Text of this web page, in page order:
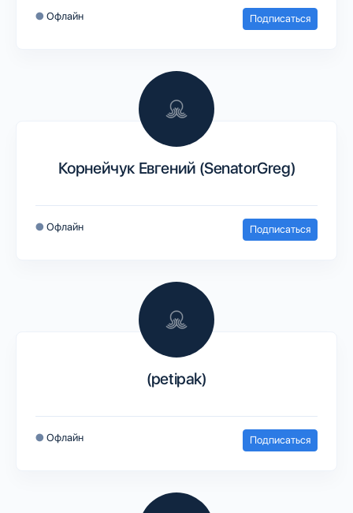
● Офлайн Подписаться
Корнейчук Евгений (SenatorGreg)
● Офлайн Подписаться
(petipak)
● Офлайн Подписаться